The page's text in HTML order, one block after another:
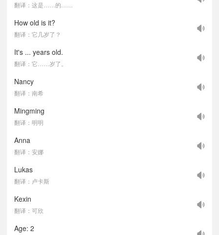
翻译：这是……的……
How old is it?
翻译：它几岁了？
It's ... years old.
翻译：它……岁了。
Nancy
翻译：南希
Mingming
翻译：明明
Anna
翻译：安娜
Lukas
翻译：卢卡斯
Kexin
翻译：可欣
Age: 2